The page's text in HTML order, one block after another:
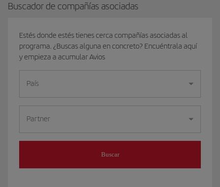
Buscador de compañías asociadas
Estés donde estés tienes cerca compañías asociadas al
programa. ¿Buscas alguna en concreto? Encuéntrala aquí
y empieza a acumular Avios
País
Partner
Buscar